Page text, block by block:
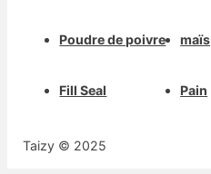
Poudre de poivre
Fill Seal
maïs
Pain
Taizy © 2025